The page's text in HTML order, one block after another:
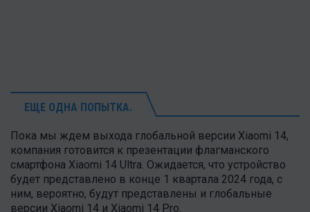
ЕЩЕ ОДНА ПОПЫТКА.
Пока мы ждем выхода глобальной версии Xiaomi 14,
компания готовится к презентации флагманского
смартфона Xiaomi 14 Ultra. Ожидается, что устройство
будет представлено в конце 1 квартала 2024 года, с
ним, вероятно, будут представлены и глобальные
версии Xiaomi 14 и Xiaomi 14 Pro.